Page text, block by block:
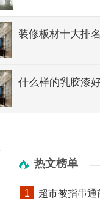
装修板材十大排
什么样的乳胶漆
热文榜单
1 超市被指串通